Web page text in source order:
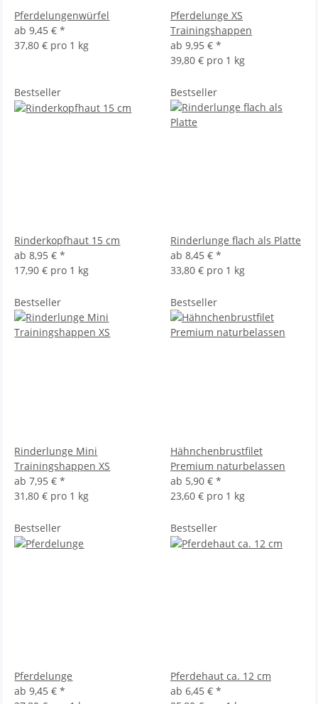
Pferdelungenwürfel
ab9,45 €*
37,80 € pro 1 kg
Pferdelunge XS
Trainingshappen
ab 9,95 € *
39,80 € pro 1 kg
Bestseller
Rinderkopfhaut 15 cm
ab8,95 €*
17,90 € pro 1 kg
Bestseller
Rinderlunge flach als Platte
ab 8,45 € *
33,80 € pro 1 kg
Bestseller
Rinderlunge Mini
Trainingshappen XS
ab7,95 €*
31,80 € pro 1 kg
Bestseller
Hähnchenbrustfilet
Premium naturbelassen
ab 5,90 € *
23,60 € pro 1 kg
Bestseller
Pferdelunge
ab9,45 €*
Bestseller
Pferdehaut ca. 12 cm
ab 6,45 € *